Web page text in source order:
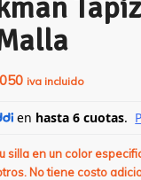
Tapiz
Rango
precios:
$ 534.310
iva incluido
silla en un color
No tiene costo